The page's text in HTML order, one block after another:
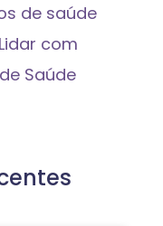
de saúde
com
Saúde